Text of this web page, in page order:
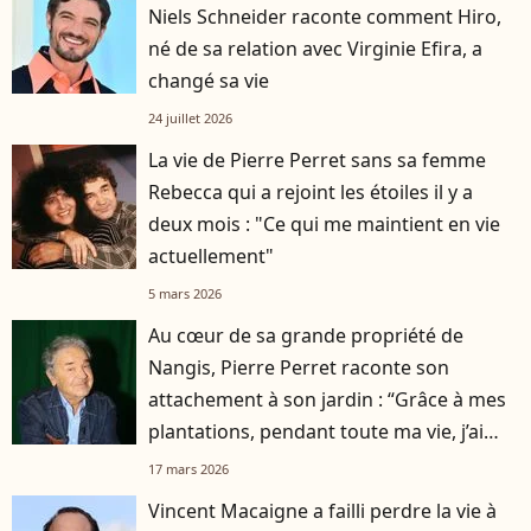
Niels Schneider raconte comment Hiro,
né de sa relation avec Virginie Efira, a
changé sa vie
24 juillet 2026
La vie de Pierre Perret sans sa femme
Rebecca qui a rejoint les étoiles il y a
deux mois : "Ce qui me maintient en vie
actuellement"
5 mars 2026
Au cœur de sa grande propriété de
Nangis, Pierre Perret raconte son
attachement à son jardin : “Grâce à mes
plantations, pendant toute ma vie, j’ai
bien mangé”
17 mars 2026
Vincent Macaigne a failli perdre la vie à